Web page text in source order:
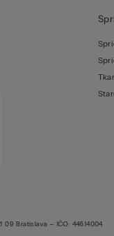
09 Bratislava – IČO: 44614004